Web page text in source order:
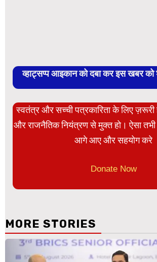
व्हाट्सप्प आइकान को दबा कर इस खबर
स्वतंत्र और सच्ची पत्रकारिता के लिए ज़रूरी
और राजनैतिक नियंत्रण से मुक्त हो। ऐसा
आगे आए और सहयोग करे
Donate Now
MORE STORIES